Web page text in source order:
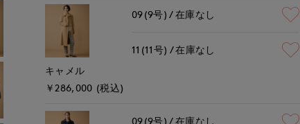
キャメル
￥286,000 (税込)
09(9号) 在庫なし
11(11号) 在庫なし
09(9号) 在庫なし